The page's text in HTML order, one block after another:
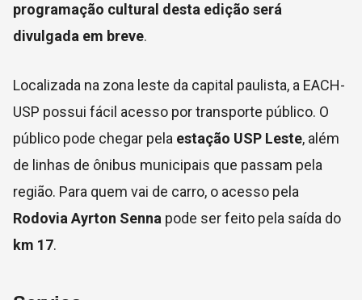
programação cultural desta edição será
divulgada em breve.
Localizada na zona leste da capital paulista, a EACH-
USP possui fácil acesso por transporte público. O
público pode chegar pela estação USP Leste, além
de linhas de ônibus municipais que passam pela
região. Para quem vai de carro, o acesso pela
Rodovia Ayrton Senna pode ser feito pela saída do
km 17.